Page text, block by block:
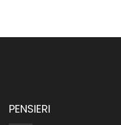
PENSIERI